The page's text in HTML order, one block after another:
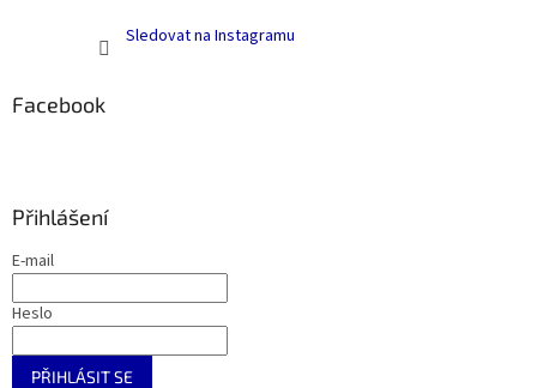
Sledovat na Instagramu
Facebook
Přihlášení
E-mail
Heslo
PŘIHLÁSIT SE